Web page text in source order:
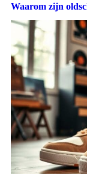
Waarom zijn